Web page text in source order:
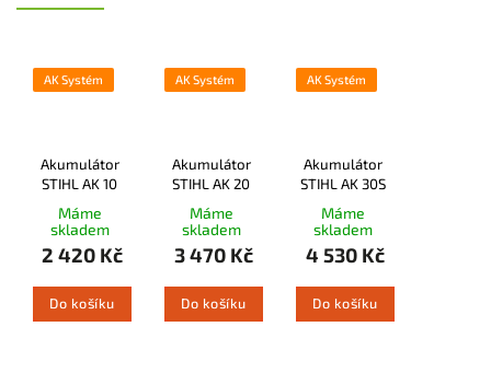
AK Systém
Akumulátor
STIHL AK 10
Máme
skladem
2 420 Kč
Do košíku
AK Systém
Akumulátor
STIHL AK 20
Máme
skladem
3 470 Kč
Do košíku
AK Systém
Akumulátor
STIHL AK 30S
Máme
skladem
4 530 Kč
Do košíku